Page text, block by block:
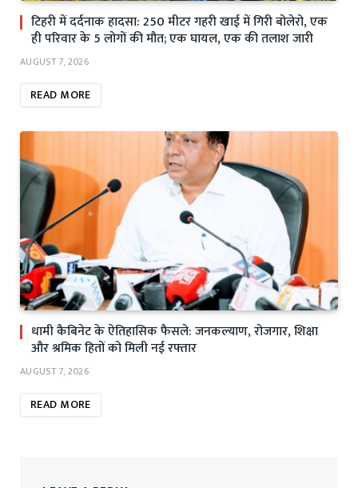
टिहरी में दर्दनाक हादसा: 250 मीटर गहरी खाई में गिरी बोलेरो, एक
ही परिवार के 5 लोगों की मौत; एक घायल, एक की तलाश जारी
AUGUST 7, 2026
READ MORE
धामी कैबिनेट के ऐतिहासिक फैसले: जनकल्याण, रोजगार, शिक्षा
और श्रमिक हितों को मिली नई रफ्तार
AUGUST 7, 2026
READ MORE